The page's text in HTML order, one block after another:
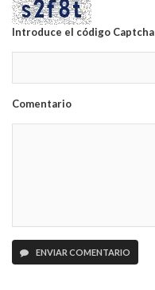
Introduce el código Captcha
Comentario
ENVIAR COMENTARIO